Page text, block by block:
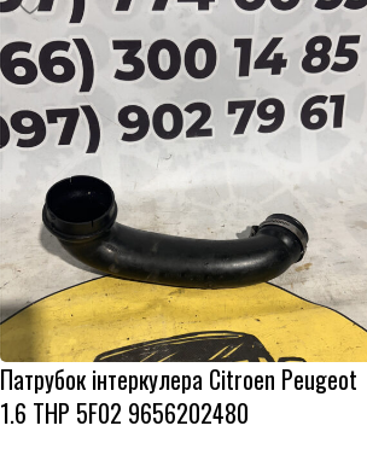
Патрубок інтеркулера Citroen Peugeot
1.6 THP 5F02 9656202480